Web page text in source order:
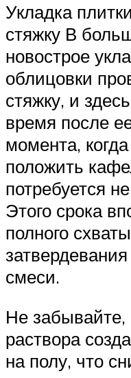
Укладка
стяжку В
новострое
облицовки
стяжку, и
время после
момента,
положить
потребуется
Этого срока
полного
смеси.
Не забывайте,
раствора
на полу, что